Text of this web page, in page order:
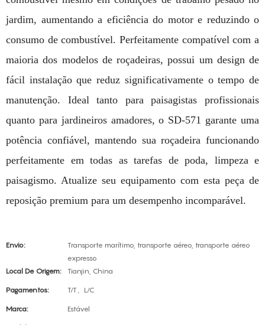
jardim, aumentando a eficiência do motor e reduzindo o
consumo de combustível. Perfeitamente compatível com a
maioria dos modelos de roçadeiras, possui um design de
fácil instalação que reduz significativamente o tempo de
manutenção. Ideal tanto para paisagistas profissionais
quanto para jardineiros amadores, o SD-571 garante uma
potência confiável, mantendo sua roçadeira funcionando
perfeitamente em todas as tarefas de poda, limpeza e
paisagismo. Atualize seu equipamento com esta peça de
reposição premium para um desempenho incomparável.
Envio:
Transporte marítimo, transporte aéreo, transporte aéreo
expresso
Local De Origem:
Tianjin, China
Pagamentos: T/T、L/C
Marca: Estável